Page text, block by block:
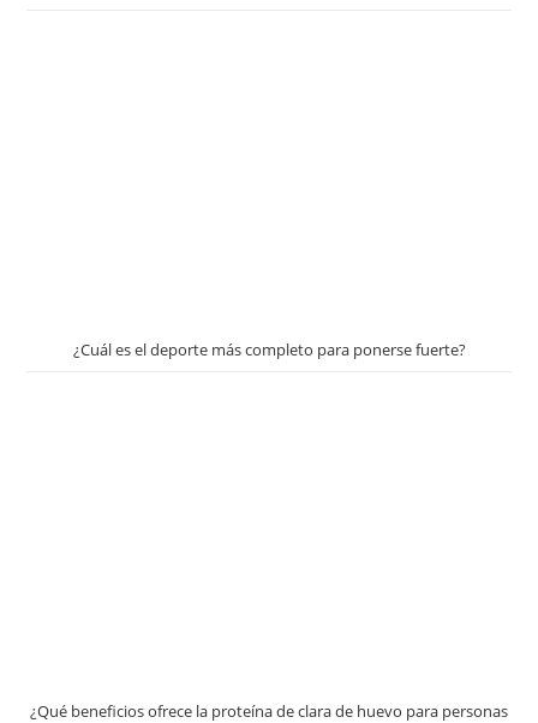
¿Cuál es el deporte más completo para ponerse fuerte?
¿Qué beneficios ofrece la proteína de clara de huevo para personas